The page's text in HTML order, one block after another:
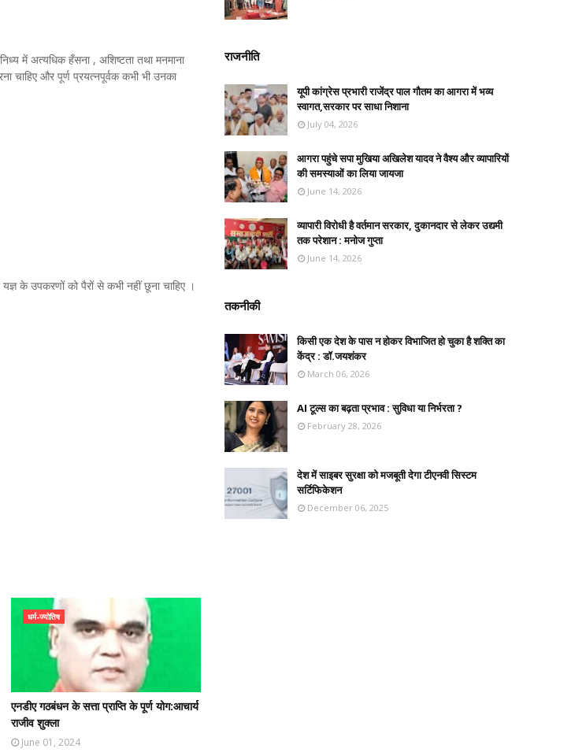
में अत्यधिक हँसना , अशिष्टता तथा मनमाना
चाहिए और पूर्ण प्रयत्नपूर्वक कभी भी उनका
के उपकरणों को पैरों से कभी नहीं छूना चाहिए ।
धर्म-ज्योतिष
एनडीए गठबंधन के सत्ता प्राप्ति के पूर्ण योग:आचार्य
राजीव शुक्ला
June 01, 2024
राजनीति
यूपी कांग्रेस प्रभारी राजेंद्र पाल गौतम का आगरा में भव्य
स्वागत,सरकार पर साधा निशाना
July 04, 2026
आगरा पहुंचे सपा मुखिया अखिलेश यादव ने वैश्य और व्यापारियों
की समस्याओं का लिया जायजा
June 14, 2026
व्यापारी विरोधी है वर्तमान सरकार, दुकानदार से लेकर उद्यमी
तक परेशान : मनोज गुप्ता
June 14, 2026
तकनीकी
किसी एक देश के पास न होकर विभाजित हो चुका है शक्ति का
केंद्र : डॉ.जयशंकर
March 06, 2026
AI टूल्स का बढ़ता प्रभाव : सुविधा या निर्भरता ?
February 28, 2026
देश में साइबर सुरक्षा को मजबूती देगा टीएनवी सिस्टम
सर्टिफिकेशन
December 06, 2025